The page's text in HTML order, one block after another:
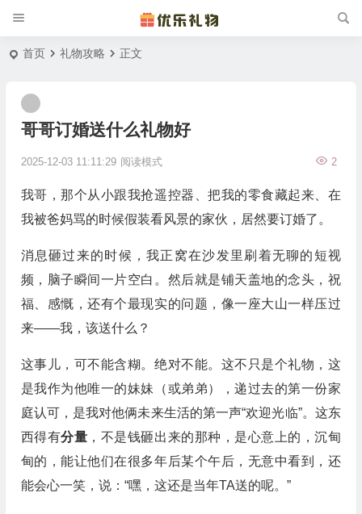
首页 礼物攻略 正文
哥哥订婚送什么礼物好
2025-12-03 11:11:29 2
阅读模式
我哥，那个从小跟我抢遥控器、把我的零食藏起来、在
我被爸妈骂的时候假装看风景的家伙，居然要订婚了。
消息砸过来的时候，我正窝在沙发里刷着无聊的短视
频，脑子瞬间一片空白。然后就是铺天盖地的念头，祝
福、感慨，还有个最现实的问题，像一座大山一样压过
来——我，该送什么？
这事儿，可不能含糊。绝对不能。这不只是个礼物，这
是我作为他唯一的妹妹（或弟弟），递过去的第一份家
庭认可，是我对他俩未来生活的第一声“欢迎光临”。这东
西得有分量 ，不是钱砸出来的那种，是心意上的，沉甸
甸的，能让他们在很多年后某个午后，无意中看到，还
能会心一笑，说：“嘿，这还是当年TA送的呢。”